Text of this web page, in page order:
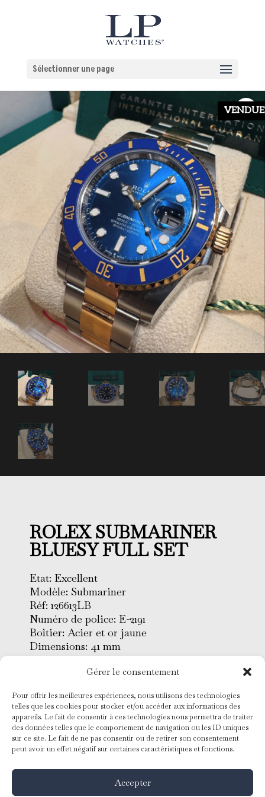
Gérer le consentement
Pour offrir les meilleures expériences, nous utilisons des technologies
telles que les cookies pour stocker et/ou accéder aux informations des
appareils. Le fait de consentir à ces technologies nous permettra de traiter
des données telles que le comportement de navigation ou les ID uniques
sur ce site. Le fait de ne pas consentir ou de retirer son consentement
peut avoir un effet négatif sur certaines caractéristiques et fonctions.
Accepter
Sélectionner une page
VENDUE
ROLEX SUBMARINER
BLUESY FULL SET
Etat: Excellent
Modèle: Submariner
Réf: 126613LB
Numéro de police: E-2191
Boîtier: Acier et or jaune
Dimensions: 41 mm
Lunette: Céramique
Cadran : Bleu
Bracelet: Oyster acier et or jaune
Mouvement: Remontage
automatique
Conditionnement: Coffret et
papiers d’origine
Année: 2024
Garantie Rolex 2029